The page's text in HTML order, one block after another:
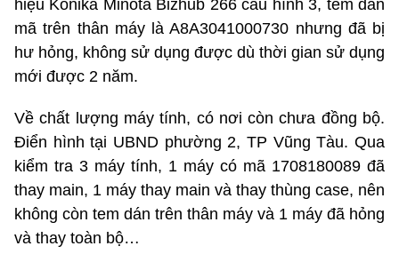
hiệu Konika Minota Bizhub 266 cấu hình 3, tem dán
mã trên thân máy là A8A3041000730 nhưng đã bị
hư hỏng, không sử dụng được dù thời gian sử dụng
mới được 2 năm.
Về chất lượng máy tính, có nơi còn chưa đồng bộ.
Điển hình tại UBND phường 2, TP Vũng Tàu. Qua
kiểm tra 3 máy tính, 1 máy có mã 1708180089 đã
thay main, 1 máy thay main và thay thùng case, nên
không còn tem dán trên thân máy và 1 máy đã hỏng
và thay toàn bộ…